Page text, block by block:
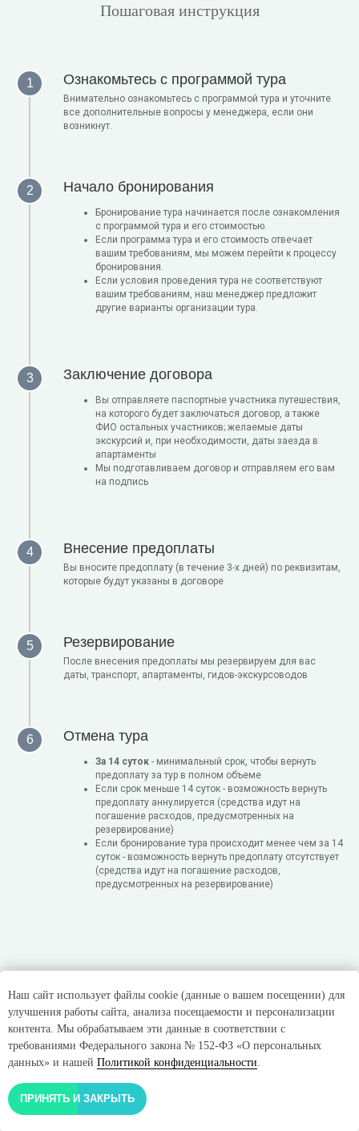
Наш сайт использует файлы cookie (данные о вашем посещении) для
улучшения работы сайта, анализа посещаемости и персонализации
контента. Мы обрабатываем эти данные в соответствии с
требованиями Федерального закона № 152-ФЗ «О персональных
данных» и нашей Политикой конфиденциальности.
ПРИНЯТЬ И ЗАКРЫТЬ
Пошаговая инструкция
Ознакомьтесь с программой тура
Внимательно ознакомьтесь с программой тура и уточните
все дополнительные вопросы у менеджера, если они
возникнут.
Начало бронирования
Бронирование тура начинается после ознакомления
с программой тура и его стоимостью.
Если программа тура и его стоимость отвечает
вашим требованиям, мы можем перейти к процессу
бронирования.
Если условия проведения тура не соответствуют
вашим требованиям, наш менеджер предложит
другие варианты организации тура.
Заключение договора
Вы отправляете паспортные участника путешествия,
на которого будет заключаться договор, а также
ФИО остальных участников; желаемые даты
экскурсий и, при необходимости, даты заезда в
апартаменты
Мы подготавливаем договор и отправляем его вам
на подпись
Внесение предоплаты
Вы вносите предоплату (в течение 3-х дней) по реквизитам,
которые будут указаны в договоре
Резервирование
После внесения предоплаты мы резервируем для вас
даты, транспорт, апартаменты, гидов-экскурсоводов
Отмена тура
За 14 суток - минимальный срок, чтобы вернуть
предоплату за тур в полном объеме
Если срок меньше 14 суток - возможность вернуть
предоплату аннулируется (средства идут на
погашение расходов, предусмотренных на
резервирование)
Если бронирование тура происходит менее чем за 14
суток - возможность вернуть предоплату отсутствует
(средства идут на погашение расходов,
предусмотренных на резервирование)
О ТУРАГЕНТСТВЕ «КОЛАТУР» И НАШЕЙ